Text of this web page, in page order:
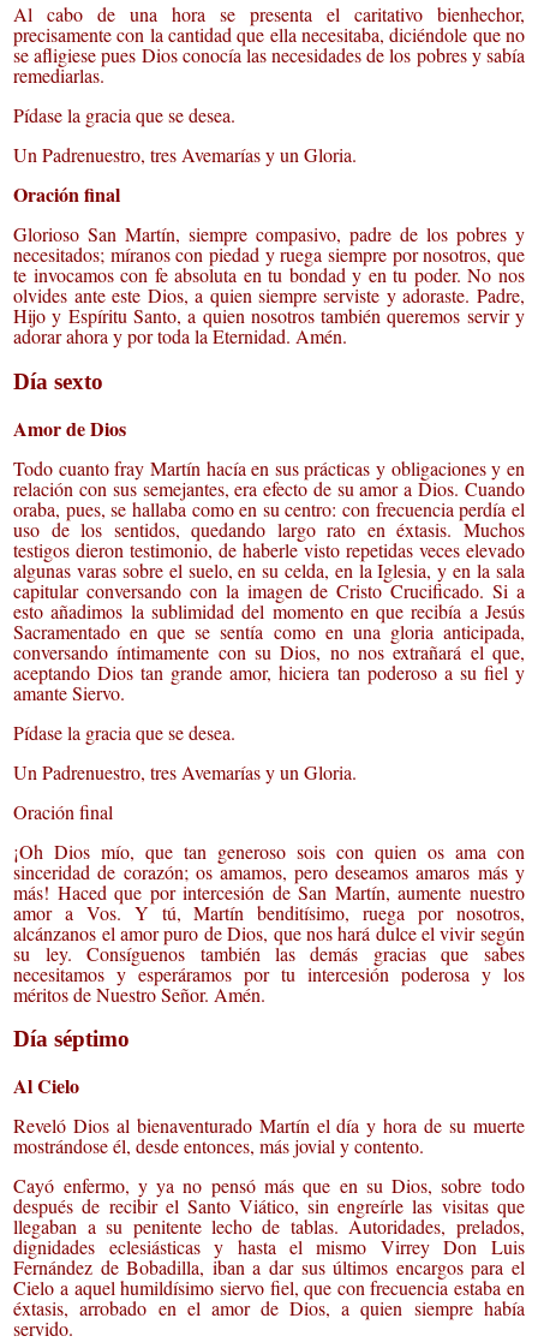
Al cabo de una hora se presenta el caritativo bienhechor,
precisamente con la cantidad que ella necesitaba, diciéndole que no
se afligiese pues Dios conocía las necesidades de los pobres y sabía
remediarlas.
Pídase la gracia que se desea.
Un Padrenuestro, tres Avemarías y un Gloria.
Oración final
Glorioso San Martín, siempre compasivo, padre de los pobres y
necesitados; míranos con piedad y ruega siempre por nosotros, que
te invocamos con fe absoluta en tu bondad y en tu poder. No nos
olvides ante este Dios, a quien siempre serviste y adoraste. Padre,
Hijo y Espíritu Santo, a quien nosotros también queremos servir y
adorar ahora y por toda la Eternidad. Amén.
Día sexto
Amor de Dios
Todo cuanto fray Martín hacía en sus prácticas y obligaciones y en
relación con sus semejantes, era efecto de su amor a Dios. Cuando
oraba, pues, se hallaba como en su centro: con frecuencia perdía el
uso de los sentidos, quedando largo rato en éxtasis. Muchos
testigos dieron testimonio, de haberle visto repetidas veces elevado
algunas varas sobre el suelo, en su celda, en la Iglesia, y en la sala
capitular conversando con la imagen de Cristo Crucificado. Si a
esto añadimos la sublimidad del momento en que recibía a Jesús
Sacramentado en que se sentía como en una gloria anticipada,
conversando íntimamente con su Dios, no nos extrañará el que,
aceptando Dios tan grande amor, hiciera tan poderoso a su fiel y
amante Siervo.
Pídase la gracia que se desea.
Un Padrenuestro, tres Avemarías y un Gloria.
Oración final
¡Oh Dios mío, que tan generoso sois con quien os ama con
sinceridad de corazón; os amamos, pero deseamos amaros más y
más! Haced que por intercesión de San Martín, aumente nuestro
amor a Vos. Y tú, Martín benditísimo, ruega por nosotros,
alcánzanos el amor puro de Dios, que nos hará dulce el vivir según
su ley. Consíguenos también las demás gracias que sabes
necesitamos y esperáramos por tu intercesión poderosa y los
méritos de Nuestro Señor. Amén.
Día séptimo
Al Cielo
Reveló Dios al bienaventurado Martín el día y hora de su muerte
mostrándose él, desde entonces, más jovial y contento.
Cayó enfermo, y ya no pensó más que en su Dios, sobre todo
después de recibir el Santo Viático, sin engreírle las visitas que
llegaban a su penitente lecho de tablas. Autoridades, prelados,
dignidades eclesiásticas y hasta el mismo Virrey Don Luis
Fernández de Bobadilla, iban a dar sus últimos encargos para el
Cielo a aquel humildísimo siervo fiel, que con frecuencia estaba en
éxtasis, arrobado en el amor de Dios, a quien siempre había
servido.